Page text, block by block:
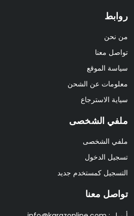
روابط
من نحن
تواصل معنا
سياسة الموقع
معلومات عن الشحن
سياية الاسترجاع
ملفي الشخصى
ملفي الشخصى
تسجيل الدخول
التسجيل كمستخدم جديد
تواصل معنا